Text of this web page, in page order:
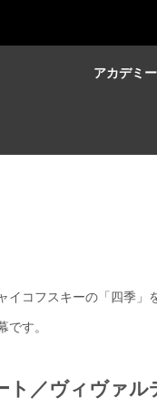
アカデミー
イコフスキーの「四季
です。
ト／ヴィヴァ